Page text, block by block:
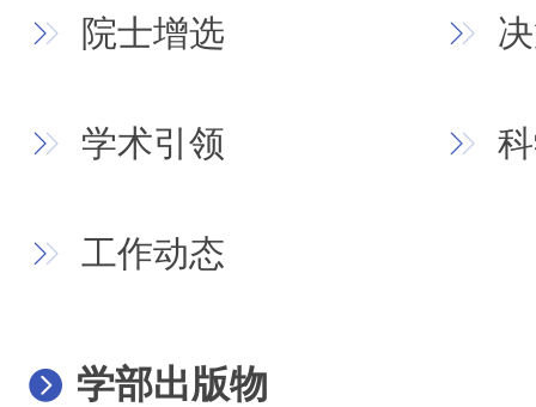
院士增选
学术引领
工作动态
学部出版物